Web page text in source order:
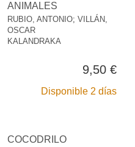
ANIMALES
RUBIO, ANTONIO; VILLÁN,
OSCAR
KALANDRAKA
9,50 €
Disponible 2 días
COCODRILO